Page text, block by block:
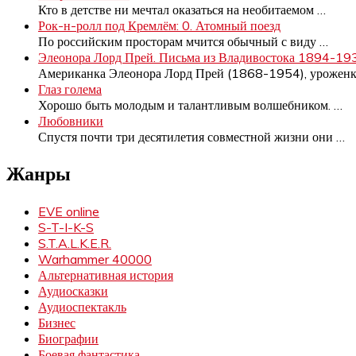
Кто в детстве ни мечтал оказаться на необитаемом
Рок-н-ролл под Кремлём: 0. Атомный поезд
По российским просторам мчится обычный с виду
Элеонора Лорд Прей. Письма из Владивостока 1894-
Американка Элеонора Лорд Прей (1868-1954),
Глаз голема
Хорошо быть молодым и талантливым волшебником.
Любовники
Спустя почти три десятилетия совместной жизни они
Жанры
EVE online
S-T-I-K-S
S.T.A.L.K.E.R.
Warhammer 40000
Альтернативная история
Аудиосказки
Аудиоспектакль
Бизнес
Биографии